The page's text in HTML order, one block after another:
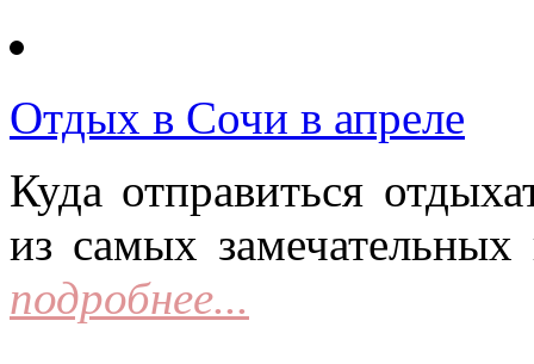
Отдых в Сочи в апреле
Куда отправиться
из самых замечательных
подробнее...